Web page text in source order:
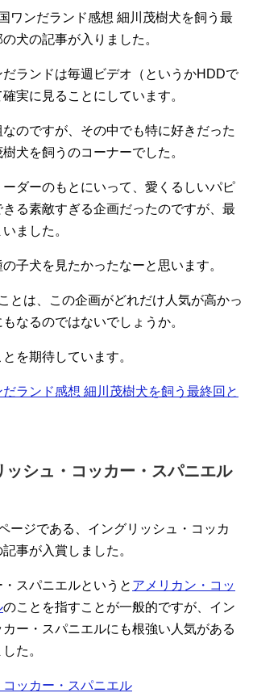
ワンだランド感想 細川茂樹犬を飼う最
犬の記事が入りました。
ランドは毎週ビデオ（というかHDDで
実に見ることにしています。
のですが、その中でも特に好きだった
犬を飼うのコーナーでした。
ダーのもとにいって、愛くるしいパピ
る素敵すぎる企画だったのですが、最
ました。
子犬を見たかったなーと思います。
とは、この企画がどれだけ人気が高かっ
なるのではないでしょうか。
を期待しています。
ランド感想 細川茂樹犬を飼う最終回と
ッシュ・コッカー・スパニエル
ージである、イングリッシュ・コッカ
事が入賞しました。
スパニエルというと アメリカン・コッ
のことを指すことが一般的ですが、イン
ー・スパニエルにも根強い人気がある
た。
ッカー・スパニエル